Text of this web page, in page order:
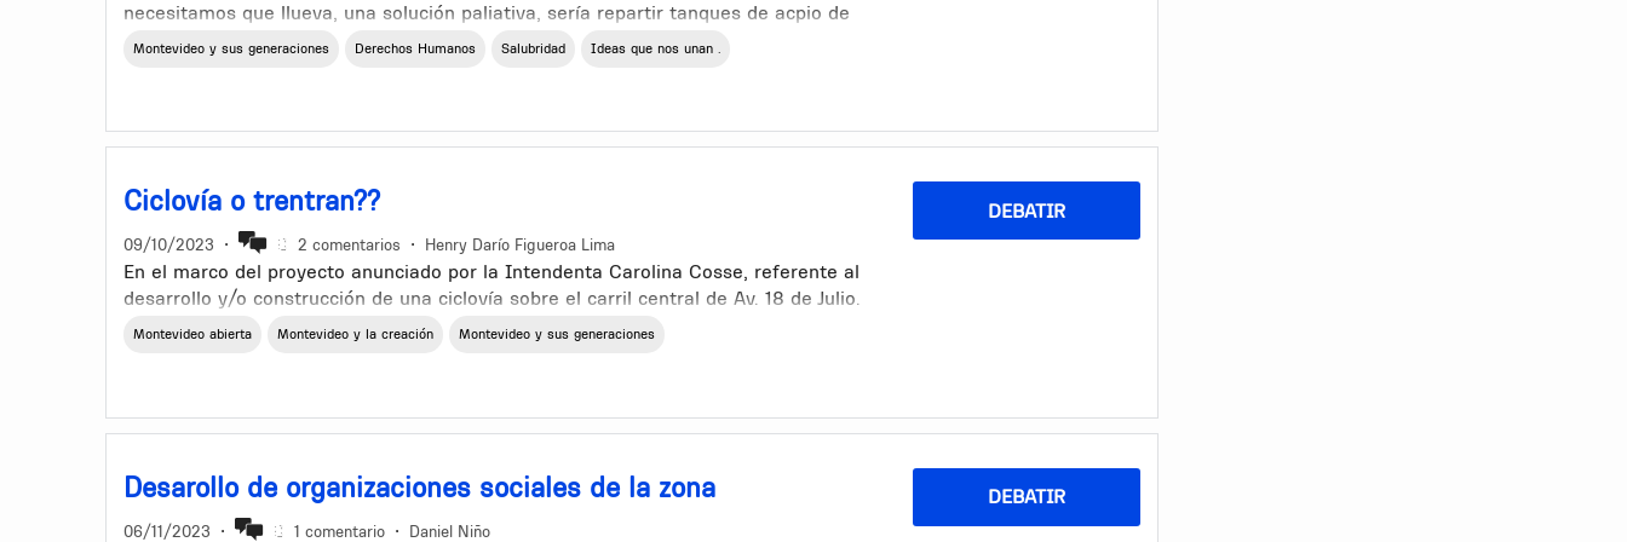
que traigan una solución mesiánica? Escucho respuestas ...
necesitamos que llueva, una solución paliativa, sería repartir tanques de acpio de
agua de lluevia y destiladores domésticos. Porque llover lluevo en Montevideo,.
Montevideo y sus generaciones Derechos Humanos Salubridad Ideas que nos unan .
Ciclovía o trentran??
09/10/2023 • 2 comentarios • Henry Darío Figueroa Lima
En el marco del proyecto anunciado por la Intendenta Carolina Cosse, referente al
desarrollo y/o construcción de una ciclovía sobre el carril central de Av. 18 de Julio.
También existe el proyecto presentado por un privado al MTOP, según lo dicho
este modesto aporte me parece importante someter a una consulta popular el
Montevideo abierta Montevideo y la creación Montevideo y sus generaciones
DEBATIR
Desarollo de organizaciones sociales de la zona
06/11/2023 • 1 comentario • Daniel Niño
DEBATIR